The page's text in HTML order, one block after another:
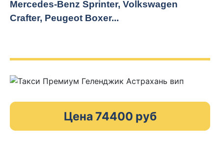
Mercedes-Benz Sprinter, Volkswagen
Crafter, Peugeot Boxer...
Цена 74400 руб